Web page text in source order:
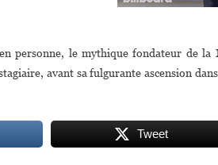
personne, le mythique fondateur de la
avant sa fulgurante ascension
Tweet